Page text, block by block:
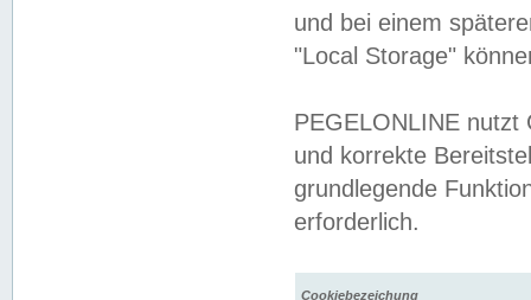
und bei einem
"Local Storage"
PEGELONLINE nutzt
und korrekte
grundlegende
erforderlich.
Cookiebezeichung